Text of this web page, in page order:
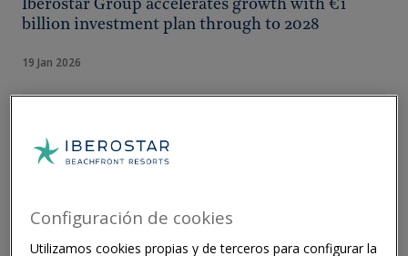
Iberostar Group accelerates growth with €1
billion investment plan through to 2028
19 Jan 2026
green hydrogen fuel cell in a hotel
Configuración de cookies
Utilizamos cookies propias y de terceros para configurar la